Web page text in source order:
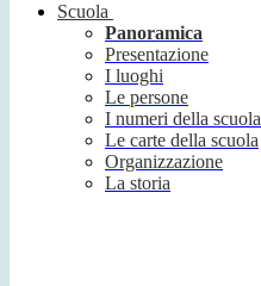
Scuola
Panoramica
Presentazione
I luoghi
Le persone
I numeri della scuola
Le carte della scuola
Organizzazione
La storia